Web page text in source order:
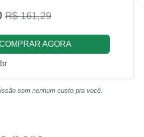
R$ 161,29
AGORA
sem nenhum custo pra você.